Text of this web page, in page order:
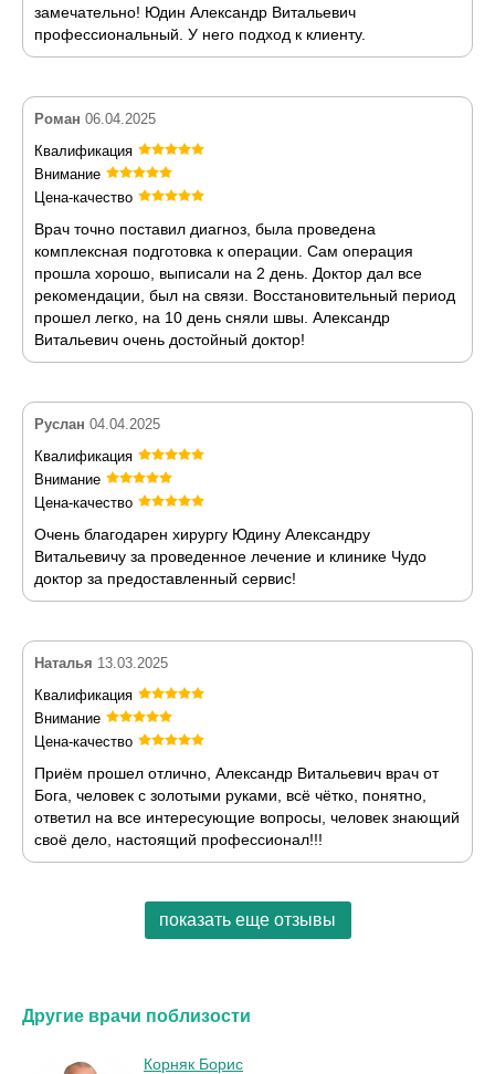
замечательно! Юдин Александр Витальевич
профессиональный. У него подход к клиенту.
Роман 06.04.2025
Квалификация
Внимание
Цена-качество
Врач точно поставил диагноз, была проведена
комплексная подготовка к операции. Сам операция
прошла хорошо, выписали на 2 день. Доктор дал все
рекомендации, был на связи. Восстановительный период
прошел легко, на 10 день сняли швы. Александр
Витальевич очень достойный доктор!
Руслан 04.04.2025
Квалификация
Внимание
Цена-качество
Очень благодарен хирургу Юдину Александру
Витальевичу за проведенное лечение и клинике Чудо
доктор за предоставленный сервис!
Наталья 13.03.2025
Квалификация
Внимание
Цена-качество
Приём прошел отлично, Александр Витальевич врач от
Бога, человек с золотыми руками, всё чётко, понятно,
ответил на все интересующие вопросы, человек знающий
своё дело, настоящий профессионал!!!
показать еще отзывы
Другие врачи поблизости
Корняк Борис